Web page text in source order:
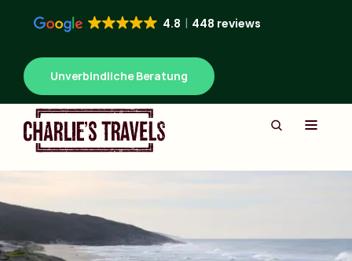
4.8 448 reviews
Unverbindliche Beratung